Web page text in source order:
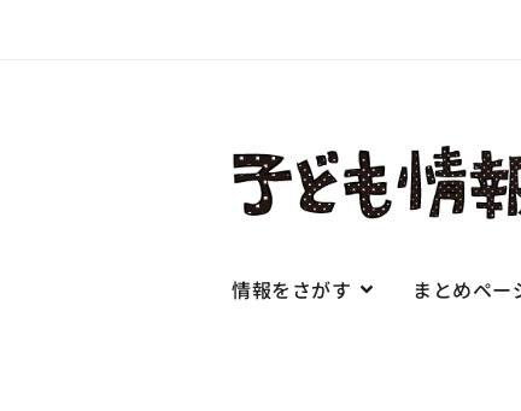
情報をさがす まとめペー